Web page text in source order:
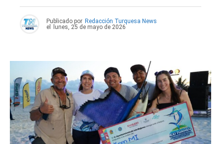
Publicado por Redacción Turquesa News
el
lunes, 25 de mayo de 2026